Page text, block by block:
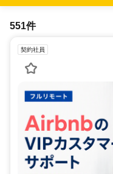
551件
契約社員